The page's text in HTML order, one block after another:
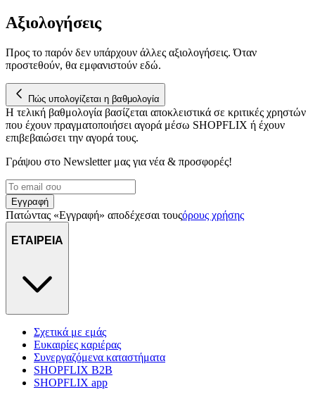
Αξιολογήσεις
Προς το παρόν δεν υπάρχουν άλλες αξιολογήσεις. Όταν
προστεθούν, θα εμφανιστούν εδώ.
Πώς υπολογίζεται η βαθμολογία
Η τελική βαθμολογία βασίζεται αποκλειστικά σε κριτικές χρηστών
που έχουν πραγματοποιήσει αγορά μέσω SHOPFLIX ή έχουν
επιβεβαιώσει την αγορά τους.
Γράψου στο Νewsletter μας για νέα & προσφορές!
Εγγραφή
Πατώντας «Εγγραφή» αποδέχεσαι τουςόρους χρήσης
ΕΤΑΙΡΕΙΑ
Σχετικά με εμάς
Ευκαιρίες καριέρας
Συνεργαζόμενα καταστήματα
SHOPFLIX B2B
SHOPFLIX app